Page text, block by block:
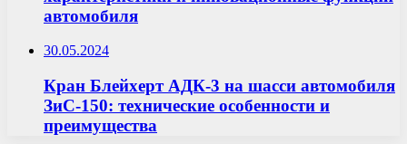
автомобиля
30.05.2024
Кран Блейхерт АДК-3 на шасси автомобиля
ЗиС-150: технические особенности и
преимущества